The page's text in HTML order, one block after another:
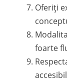
Oferiți
foarte